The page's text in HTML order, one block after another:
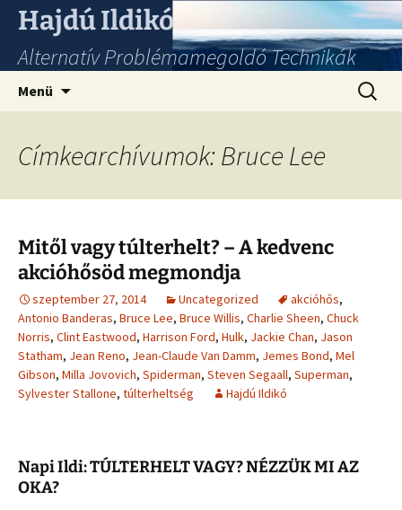
Hajdú Ildikó
Alternatív Problémamegoldó Technikák
Menü
Címkearchívumok: Bruce Lee
Mitől vagy túlterhelt? – A kedvenc
akcióhősöd megmondja
szeptember 27, 2014 Uncategorized akcióhős,
Antonio Banderas, Bruce Lee, Bruce Willis, Charlie Sheen, Chuck
Norris, Clint Eastwood, Harrison Ford, Hulk, Jackie Chan, Jason
Statham, Jean Reno, Jean-Claude Van Damm, Jemes Bond, Mel
Gibson, Milla Jovovich, Spiderman, Steven Segaall, Superman,
Sylvester Stallone, túlterheltség Hajdú Ildikó
Napi Ildi: TÚLTERHELT VAGY? NÉZZÜK MI AZ
OKA?